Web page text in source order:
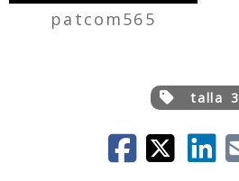
patcom565
talla 3